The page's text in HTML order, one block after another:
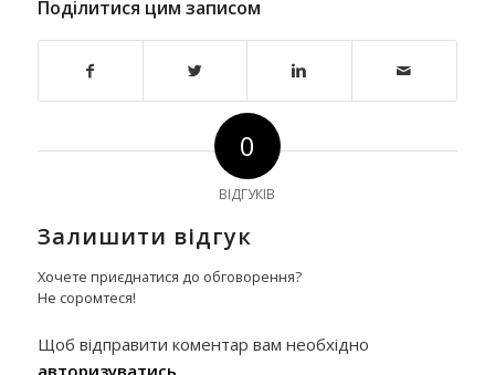
Поділитися цим записом
0
ВІДГУКІВ
Залишити відгук
Хочете приєднатися до обговорення?
Не соромтеся!
Щоб відправити коментар вам необхідно
авторизуватись.